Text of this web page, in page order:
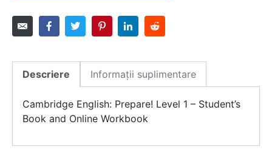
Descriere Informații suplimentare
Cambridge English: Prepare! Level 1 – Student’s
Book and Online Workbook